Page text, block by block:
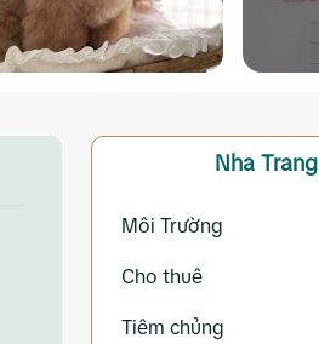
Nha Trang
Môi Trường
Cho thuê
Tiêm chủng